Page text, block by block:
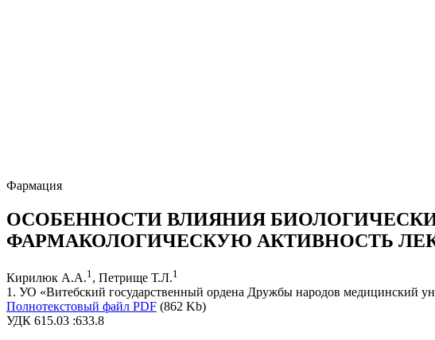
Фармация
ОСОБЕННОСТИ ВЛИЯНИЯ
ФАРМАКОЛОГИЧЕСКУЮ АКТИВНОСТЬ
Кирилюк А.А.1 , Петрище Т.Л.1
1. УО «Витебский государственный ордена Дружбы народов медицинский
Полнотекстовый файл PDF (862 Kb)
УДК 615.03 :633.8